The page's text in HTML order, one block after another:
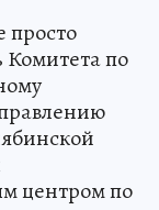
просто
Комитета по
центром по